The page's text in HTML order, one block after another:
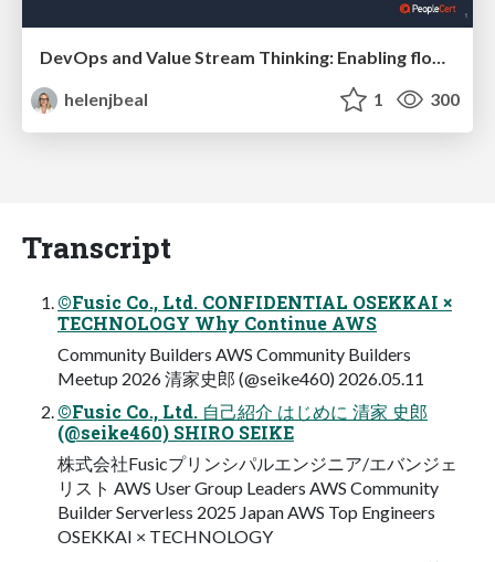
helenjbeal
1 300
Transcript
©Fusic Co., Ltd. CONFIDENTIAL OSEKKAI ×
TECHNOLOGY Why Continue AWS
Community Builders AWS Community Builders
Meetup 2026 清家史郎 (@seike460) 2026.05.11
©Fusic Co., Ltd. 自己紹介 はじめに 清家 史郎
(@seike460) SHIRO SEIKE
株式会社Fusicプリンシパルエンジニア/エバンジェ
リスト AWS User Group Leaders AWS Community
Builder Serverless 2025 Japan AWS Top Engineers
OSEKKAI × TECHNOLOGY